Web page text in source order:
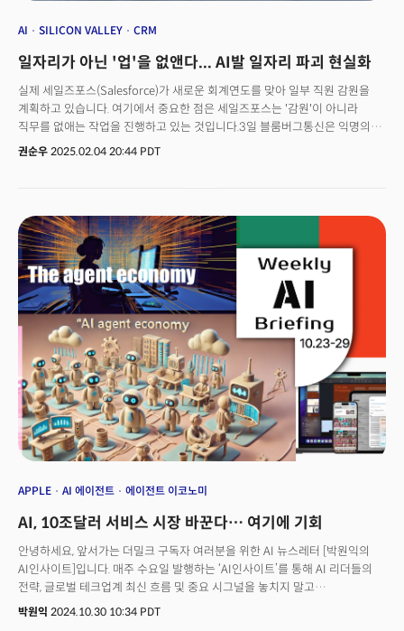
AI SILICON VALLEY CRM
일자리가 아닌 '업'을 없앤다... AI발 일자리 파괴 현실화
실제 세일즈포스(Salesforce)가 새로운 회계연도를 맞아 일부 직원 감원을
계획하고 있습니다. 여기에서 중요한 점은 세일즈포스는 '감원'이 아니라
직무를 없애는 작업을 진행하고 있는 것입니다.3일 블룸버그통신은 익명의
관계자를 인용해 세일즈포스가 연초부터 1000여 명의 직원을 감원할
세일즈포스 CEO는 "올해는 더이상 엔지니어를 채용하지 않을 계획"이라고
밝힌 바 있는데요. 인공지능(AI) 부문의 성장과 관련이 있습니다. 베니오프
CEO 역시 그 이유를 AI로 꼽았는데요. "AI를 활용해 생산성이 상당히
업그레이드 됐다"고 밝혔습니다.👉미 기술기업 1월에만 6000명 이상
감원세일즈포스는 자사의 플래그십 AI 상품인 에이전트포스(Agent force)에
집중하고 있습니다. 인력 감원을 단행하고 있지만, 동시에 AI 상품 영업 인력은
추가로 채용하고 있는 상황인데요. 이에 대해 에버코어 ISI(Evercore ISI)의
커크 마터네 애널리스트는 “이번 감원 조치는 생산성 향상에 대한 회사의
집중도를 보여준다"며 "추가 AI 영업 인력 채용에 따른 비용 증가를 일부
상쇄할 수 있을 것”이라고 분석했습니다.이는 테크 업계 전반에 걸쳐 나타나고
있는 트렌드인데요. 지난 2023년 초 대규모 감원 이후 빅테크 기업들은
정기적인 인력 감축을 이어오고 있습니다. 테크크런치에 따르면 2022년
~2024년까지 542개 기술기업에서 15만명이 일자리를 잃었습니다.올해
들어서도 아마존(Amazon), 마이크로소프트(Microsoft), 메타(Meta) 등
부서 직원들 수십 명을 감원했고, 스트라이프가 300명의 인력을 줄였습니다.
역시 인력의 5% 감원을 진행 중인 것으로 알려졌습니다. 테크크런치에
따르면 1월 미 기술 분야 해고 인원은 6003명으로 집계됐습니다.이러한 감원
러시가 이전과 다른 점은, 단순히 ‘사람을 덜 쓰는’ 수준을 넘어 회사의 핵심
사업 구조를 AI로 재편하는 과정에서 발생한다는 데 있습니다. AI 기술이
고도화되면서 반복적인 작업은 물론, 일정 수준의 분석·판단 업무까지
자동화가 가능해졌습니다. 이에 따라 기존 인력이 수행하던 업무(業) 자체가
권순우 2025.02.04 20:44 PDT
APPLE AI 에이전트 에이전트 이코노미
AI, 10조달러 서비스 시장 바꾼다… 여기에 기회
안녕하세요, 앞서가는 더밀크 구독자 여러분을 위한 AI 뉴스레터 [박원익의
AI인사이트]입니다. 매주 수요일 발행하는 ‘AI인사이트’를 통해 AI 리더들의
전략, 글로벌 테크업계 최신 흐름 및 중요 시그널을 놓치지 말고
확인하세요! “애플 인텔리전스가 출시됐습니다. 흥미진진한 새 시대의
박원익 2024.10.30 10:34 PDT